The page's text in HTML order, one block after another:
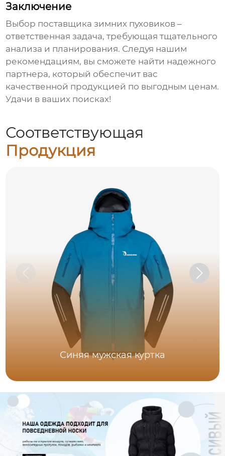
Заключение
Выбор поставщика зимних пуховиков –
ответственная задача, требующая тщательного
анализа и планирования. Следуя нашим
рекомендациям, вы сможете найти надежного
партнера, который обеспечит вас
качественной продукцией по выгодным ценам.
Удачи в ваших поисках!
Соответствующая
Продукция
Синяя мужская куртка